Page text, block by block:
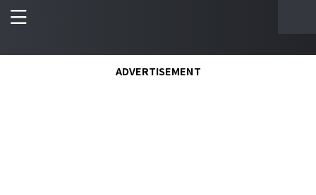
ADVERTISEMENT